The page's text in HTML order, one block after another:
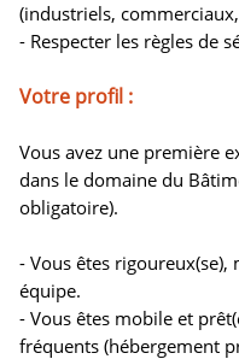
(industriels,
- Respecter les règles de
Votre profil :
Vous avez une première
dans le domaine du
obligatoire).
- Vous êtes
équipe.
- Vous êtes mobile et
fréquents (hébergement